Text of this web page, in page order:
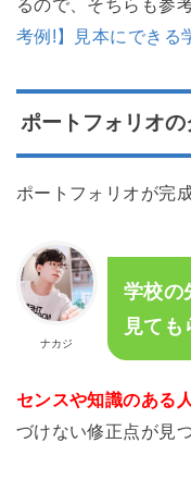
るので、そちらも参
考例!】見本にできる
ポートフォリオ
ポートフォリオが完
ナカジ
学校の
見ても
センスや知識のある人
づけない修正点が見